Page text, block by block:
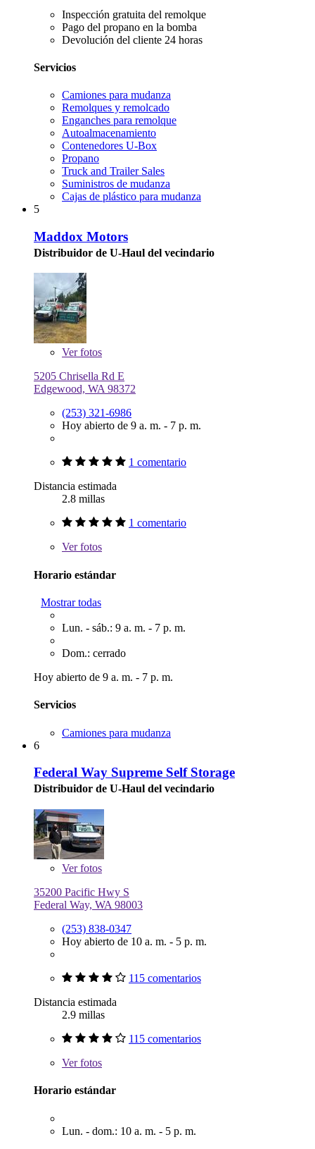
Inspección gratuita del remolque
Pago del propano en la bomba
Devolución del cliente 24 horas
Servicios
Camiones para mudanza
Remolques y remolcado
Enganches para remolque
Autoalmacenamiento
Contenedores U-Box
Propano
Truck and Trailer Sales
Suministros de mudanza
Cajas de plástico para mudanza
5
Maddox Motors
Distribuidor de U-Haul del vecindario
Verfotos
5205 Chrisella Rd E
Edgewood, WA 98372
(253) 321-6986
Hoy abierto de 9 a. m. - 7 p. m.
1 comentario
Distancia estimada
2.8 millas
1 comentario
Verfotos
Horario estándar
Mostrar todas
Lun. - sáb.: 9 a. m. - 7 p. m.
Dom.: cerrado
Hoy abierto de 9 a. m. - 7 p. m.
Servicios
Camiones para mudanza
6
Federal Way Supreme Self Storage
Distribuidor de U-Haul del vecindario
Verfotos
35200 Pacific Hwy S
Federal Way, WA 98003
(253) 838-0347
Hoy abierto de 10 a. m. - 5 p. m.
115 comentarios
Distancia estimada
2.9 millas
115 comentarios
Verfotos
Horario estándar
Lun. - dom.: 10 a. m. - 5 p. m.